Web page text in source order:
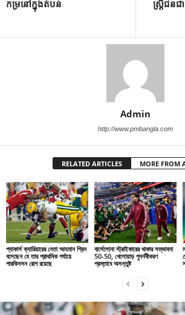
កម្រនៅក្នុងតំបន់
ស្ត្រីជនជា
Admin
http://www.pmbangla.com
RELATED ARTICLES MORE FROM
প্যাকার্স ক্যারিয়ারের নেতা আহমান গ্রিন
বলেছেন যে তার প্রাথমিক পর্যায়ে
পারকিনসন রোগ রয়েছে
বার্সেলোনা স্ট্রাইকারের থাকার সম্ভাবনা
50-50, খেলোয়াড় পুনর্নবীকরণ
প্রস্তাবে অসন্তুষ্ট